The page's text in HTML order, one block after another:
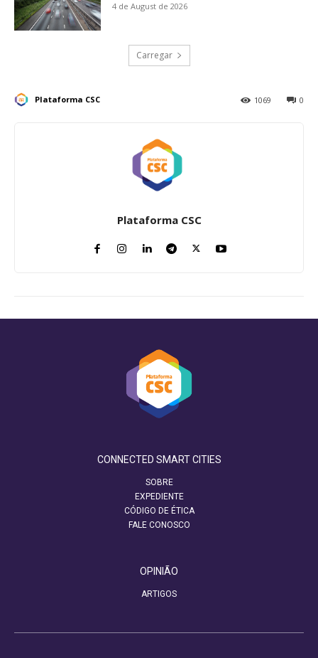
4 de August de 2026
Carregar
Plataforma CSC 0
1069
Plataforma CSC
CONNECTED SMART CITIES
SOBRE
EXPEDIENTE
CÓDIGO DE ÉTICA
FALE CONOSCO
OPINIÃO
ARTIGOS